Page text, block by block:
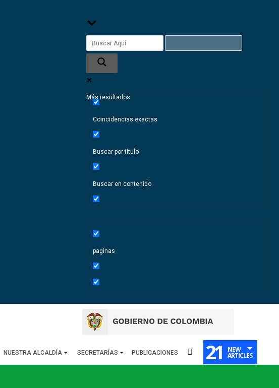
Más resultados
Coincidencias exactas
Buscar por título
Buscar en contenido
paginas
NUESTRA ALCALDÍA SECRETARÍAS PUBLICACIONES 21 NEW
ARTICLES